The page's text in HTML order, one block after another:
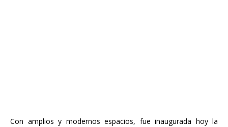
Con amplios y modernos espacios, fue inaugurada hoy la